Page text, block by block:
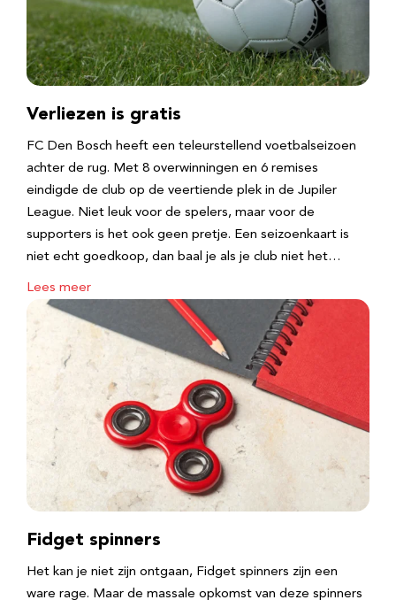
Verliezen is gratis
FC Den Bosch heeft een teleurstellend voetbalseizoen
achter de rug. Met 8 overwinningen en 6 remises
eindigde de club op de veertiende plek in de Jupiler
League. Niet leuk voor de spelers, maar voor de
supporters is het ook geen pretje. Een seizoenkaart is
niet echt goedkoop, dan baal je als je club niet het…
Lees meer
Fidget spinners
Het kan je niet zijn ontgaan, Fidget spinners zijn een
ware rage. Maar de massale opkomst van deze spinners